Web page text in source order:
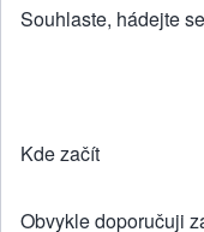
Souhlaste, hádejte
Kde začít
Obvykle doporučuji